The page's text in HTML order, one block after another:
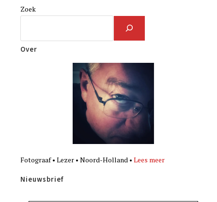
Zoek
Over
Fotograaf • Lezer • Noord-Holland •Lees meer
Nieuwsbrief